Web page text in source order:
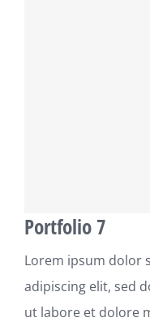
Portfolio 7
Lorem ipsum dolor
adipiscing elit, sed
ut labore et dolore